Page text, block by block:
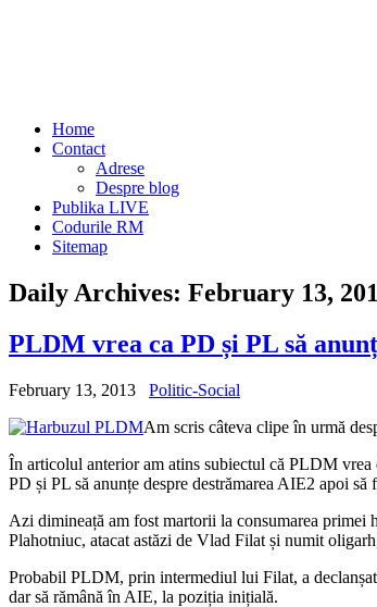
Home
Contact
Adrese
Despre blog
Publika LIVE
Codurile RM
Sitemap
Daily Archives: February 13,
PLDM vrea ca PD și PL să
February 13, 2013
Politic-Social
Am scris câteva clipe în urmă
În articolul anterior am atins subiectul că PLDM vrea
PD și PL să anunțe despre destrămarea AIE2 apoi
Azi dimineață am fost martorii la consumarea
Plahotniuc, atacat astăzi de Vlad Filat și numit
Probabil PLDM, prin intermediul lui Filat, a
dar să rămână în AIE, la poziția inițială.